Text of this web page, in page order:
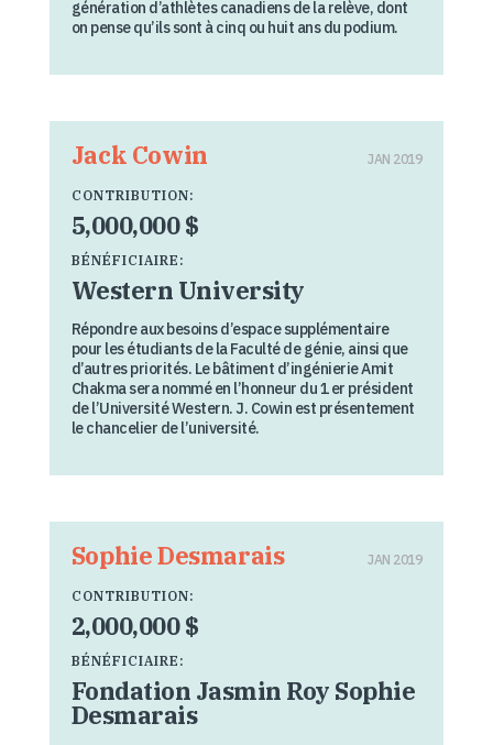
génération d’athlètes canadiens de la relève, dont
on pense qu’ils sont à cinq ou huit ans du podium.
Jack Cowin JAN 2019
CONTRIBUTION:
5,000,000 $
BÉNÉFICIAIRE:
Western University
Répondre aux besoins d’espace supplémentaire
pour les étudiants de la Faculté de génie, ainsi que
d’autres priorités. Le bâtiment d’ingénierie Amit
Chakma sera nommé en l’honneur du 1 er président
de l’Université Western. J. Cowin est présentement
le chancelier de l’université.
Sophie Desmarais JAN 2019
CONTRIBUTION:
2,000,000 $
BÉNÉFICIAIRE:
Fondation Jasmin Roy Sophie
Desmarais